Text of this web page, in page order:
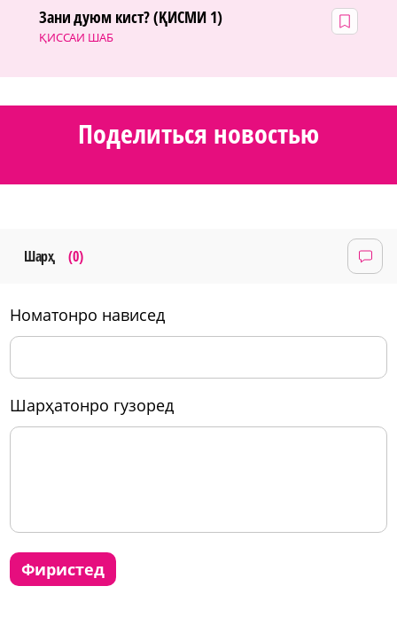
ҚИССАИ ШАБ
Зани дуюм кист? (ҚИСМИ 1)
Поделиться новостью
Шарҳ (0)
номатонро нависед
шарҳатонро гузоред
фиристед